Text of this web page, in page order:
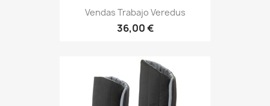
Vendas Trabajo Veredus
36,00 €